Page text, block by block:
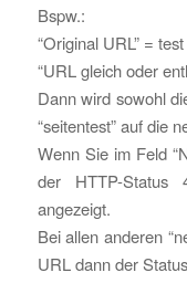
Bspw.:
“Original URL” = test
“URL gleich oder
Dann wird sowohl
“seitentest” auf die
Wenn Sie im Feld
der HTTP-
angezeigt.
Bei allen anderen
URL dann der